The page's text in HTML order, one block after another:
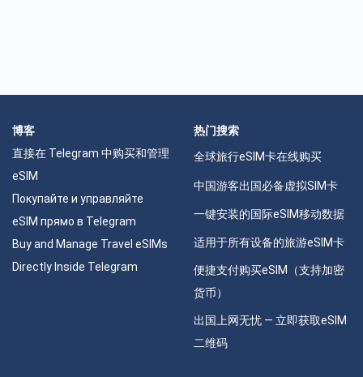
博客
直接在 Telegram 中购买和管理
eSIM
Покупайте и управляйте
eSIM прямо в Telegram
Buy and Manage Travel eSIMs
Directly Inside Telegram
热门搜索
全球旅行eSIM卡在线购买
中国游客出国必备虚拟SIM卡
一键安装的国际eSIM移动数据
适用于所有设备的旅游eSIM卡
便捷支付购买eSIM（支持加密
货币）
出国上网无忧 — 立即获取eSIM
二维码